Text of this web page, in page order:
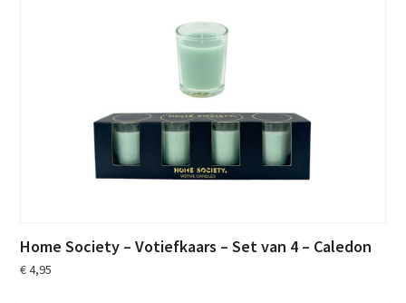
Home Society – Votiefkaars – Set van 4 – Caledon
€4,95